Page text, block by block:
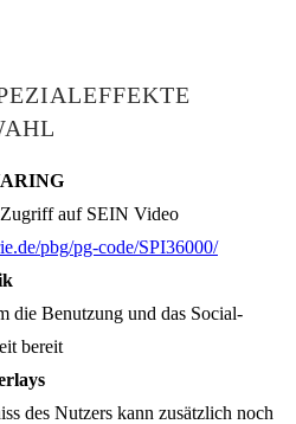
auf SEIN Video
pbg/pg-code/SPI36000/
die Benutzung und das Social-
bereit
des Nutzers kann zusätzlich noch